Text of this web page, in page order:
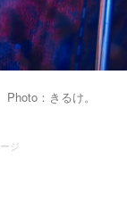
Photo：きるけ。
ジ